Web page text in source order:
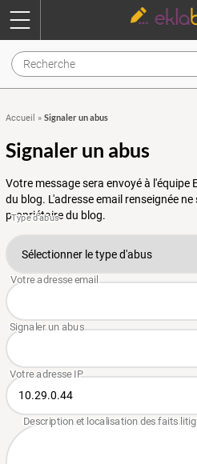
Accueil » Signaler un abus
Signaler un abus
Votre message sera envoyé à
du blog. L'adresse email renseignée
propriétaire du blog.